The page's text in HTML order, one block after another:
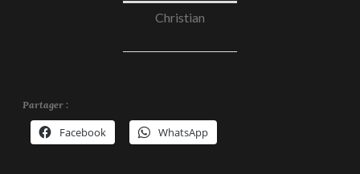
Christian
Partager :
Facebook WhatsApp